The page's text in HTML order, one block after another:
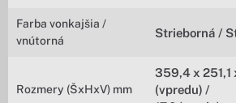
Farba vonkajšia /
vnútorná
Strieborná /
Rozmery (ŠxHxV) mm
359,4 x 251,1
(vpredu) /